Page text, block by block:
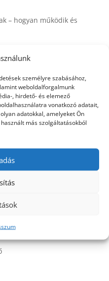
személyre szabásához,
weboldalforgalmunk
, hirdető- és elemező
vonatkozó adatait,
adatokkal, amelyeket Ön
más szolgáltatásokból
– hogyan működik és
férfiaknak